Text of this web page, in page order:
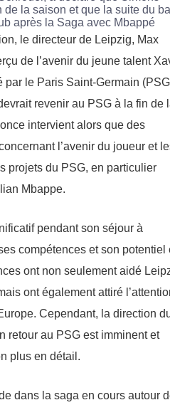
le directeur de Leipzig, Max
de l’avenir du jeune talent
par le Paris Saint-Germain
revenir au PSG à la fin de
intervient alors que des
l’avenir du joueur et
projets du PSG, en particulier
Mbappe.
pendant son séjour à
compétences et son potentiel
ont non seulement aidé
ont également attiré
Cependant, la direction
retour au PSG est imminent et
plus en détail.
dans la saga en cours autour